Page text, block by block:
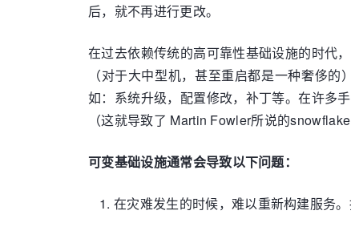
后，就不再进行更改。
在过去依赖传统的高可靠性基础设施的时代
（对于大中型机，甚至重启都是一种奢侈的
如：系统升级，配置修改，补丁等。在许多
（这就导致了 Martin Fowler所说的
可变基础设施通常会导致以下问题：
在灾难发生的时候，难以重新构建服务